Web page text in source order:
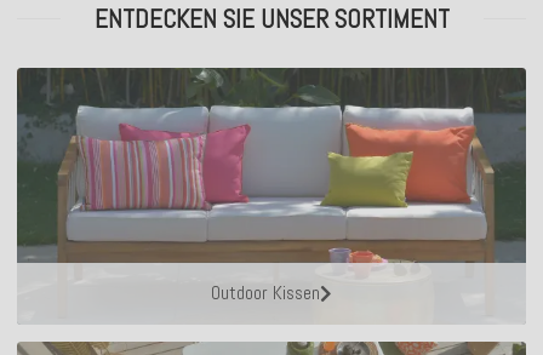
ENTDECKEN SIE UNSER SORTIMENT
Outdoor Kissen